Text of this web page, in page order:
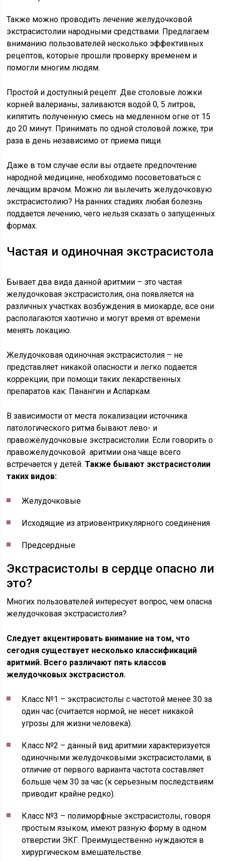
Также можно проводить лечение желудочковой
экстрасистолии народными средствами. Предлагаем
вниманию пользователей несколько эффективных
рецептов, которые прошли проверку временем и
помогли многим людям.
Простой и доступный рецепт. Две столовые ложки
корней валерианы, заливаются водой 0, 5 литров,
кипятить полученную смесь на медленном огне от 15
до 20 минут. Принимать по одной столовой ложке, три
раза в день независимо от приема пищи.
Даже в том случае если вы отдаете предпочтение
народной медицине, необходимо посоветоваться с
лечащим врачом. Можно ли вылечить желудочковую
экстрасистолию? На ранних стадиях любая болезнь
поддается лечению, чего нельзя сказать о запущенных
формах.
Частая и одиночная экстрасистола
Бывает два вида данной аритмии – это частая
желудочковая экстрасистолия, она появляется на
различных участках возбуждения в миокарде, все они
располагаются хаотично и могут время от времени
менять локацию.
Желудочковая одиночная экстрасистолия – не
представляет никакой опасности и легко подается
коррекции, при помощи таких лекарственных
препаратов как: Панангин и Аспаркам.
В зависимости от места локализации источника
патологического ритма бывают лево- и
правожелудочковые экстрасистолии. Если говорить о
правожелудочковой аритмии она чаще всего
встречается у детей.Также бывают экстрасистолии
таких видов:
Желудочковые
Исходящие из атриовентрикулярного соединения
Предсердные
Экстрасистолы в сердце опасно ли
это?
Многих пользователей интересует вопрос, чем опасна
желудочковая экстрасистолия?
Следует акцентировать внимание на том, что
сегодня существует несколько классификаций
аритмий. Всего различают пять классов
желудочковых экстрасистол.
Класс №1 – экстрасистолы с частотой менее 30 за
один час (считается нормой, не несет никакой
угрозы для жизни человека).
Класс №2 – данный вид аритмии характеризуется
одиночными желудочковыми экстрасистолами, в
отличие от первого варианта частота составляет
больше чем 30 за час (к серьезным последствиям
приводит крайне редко).
Класс №3 – полиморфные экстрасистолы, говоря
простым языком, имеют разную форму в одном
отверстии ЭКГ. Преимущественно нуждаются в
хирургическом вмешательстве.